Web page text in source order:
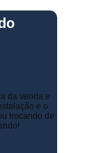
Monitoramento
Veículos
em Tempo
por Câmeras
de Minas
e logística.
seguros.
tornam as